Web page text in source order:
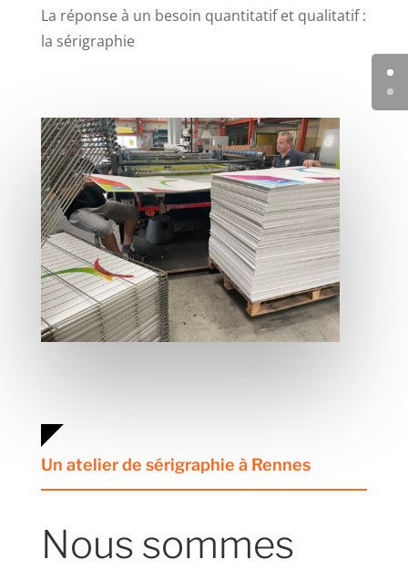
La réponse à un besoin quantitatif et qualitatif :
la sérigraphie
Un atelier de sérigraphie à Rennes
Nous sommes